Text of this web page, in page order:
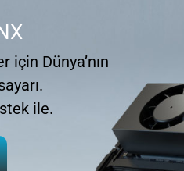
için Dünya’nın
ile.